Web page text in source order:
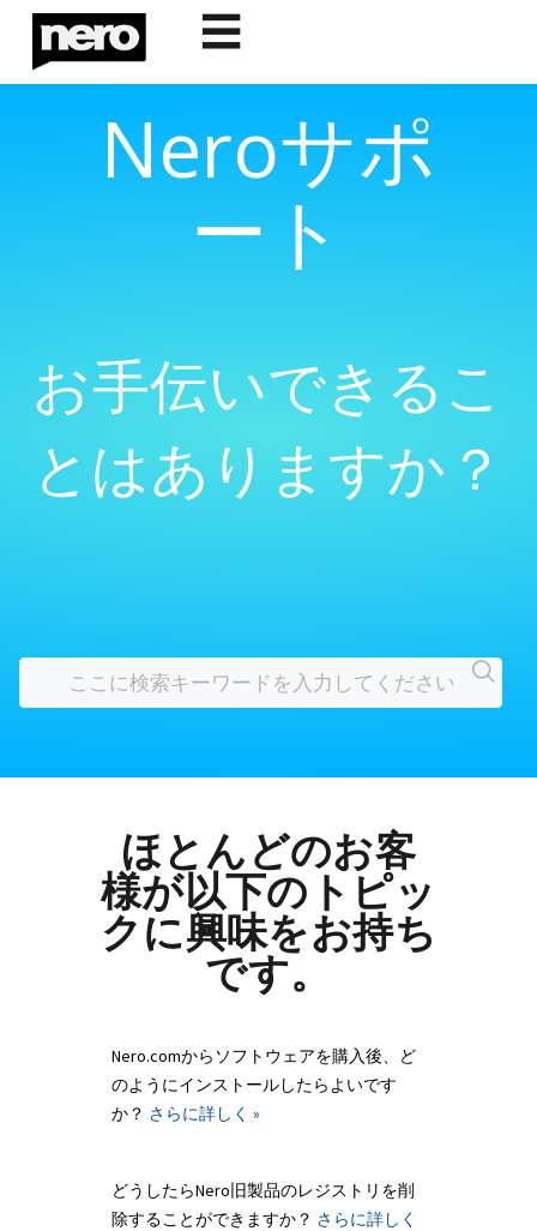
☰
Neroサポ
ート
お手伝いできるこ
とはありますか？
ほとんどのお客
様が以下のトピッ
クに興味をお持ち
です。
Nero.comからソフトウェアを購入後、ど
のようにインストールしたらよいです
か？ さらに詳しく »
どうしたらNero旧製品のレジストリを削
除することができますか？ さらに詳しく